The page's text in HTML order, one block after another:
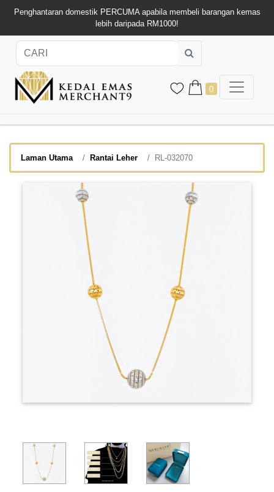
Penghantaran domestik PERCUMA apabila membeli barangan kemas
lebih daripada RM1000!
0
Laman Utama Rantai Leher RL-032070